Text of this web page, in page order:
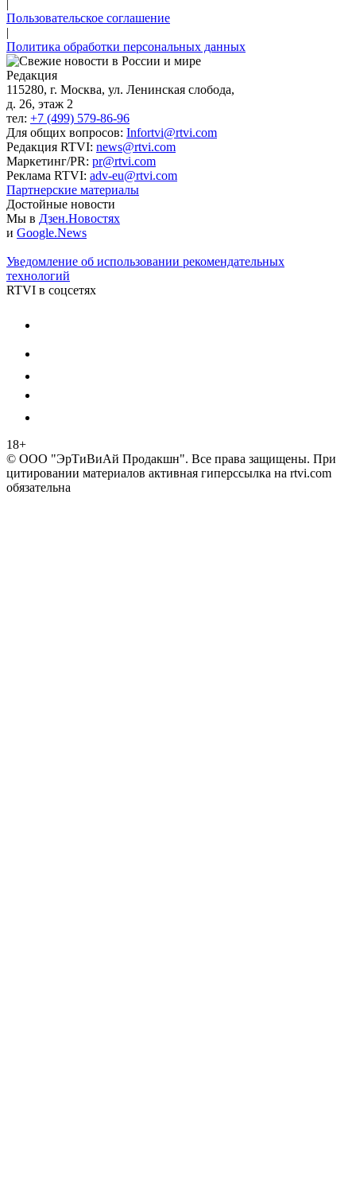
Пользовательское соглашение
|
Политика обработки персональных данных
Редакция
115280, г. Москва, ул. Ленинская слобода,
д. 26, этаж 2
тел: +7 (499) 579-86-96
Для общих вопросов: Infortvi@rtvi.com
Редакция RTVI: news@rtvi.com
Маркетинг/PR: pr@rtvi.com
Реклама RTVI: adv-eu@rtvi.com
Партнерские материалы
Достойные новости
Мы в Дзен.Новостях
и Google.News
Уведомление об использовании рекомендательных
технологий
RTVI в соцсетях
18+
© ООО "ЭрТиВиАй Продакшн". Все права защищены. При
цитировании материалов активная гиперссылка на rtvi.com
обязательна